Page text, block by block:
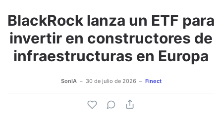
BlackRock lanza un ETF para
invertir en constructores de
infraestructuras en Europa
SonIA 30 de julio de 2026 Finect